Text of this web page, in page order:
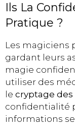
Ils La
Pratique ?
Les magiciens
gardant leurs
magie
utiliser des
le cryptage
confidentialité
informations